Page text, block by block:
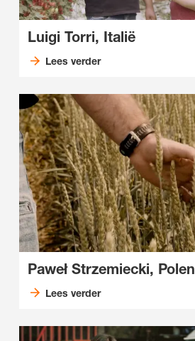
Luigi Torri, Italië
Lees verder
Paweł Strzemiecki, Polen
Lees verder